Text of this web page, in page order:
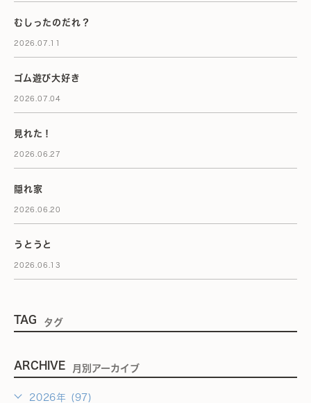
むしったのだれ？
2026.07.11
ゴム遊び大好き
2026.07.04
見れた！
2026.06.27
隠れ家
2026.06.20
うとうと
2026.06.13
TAG タグ
ARCHIVE 月別アーカイブ
2026年 (97)